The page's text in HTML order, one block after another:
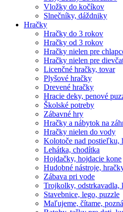
Vložky do kočíkov
Slnečníky, dáždniky
Hračky
Hračky do 3 rokov
Hračky od 3 rokov
Hračky nielen pre
Hračky nielen pre
Licenčné hračky, tovar
Plyšové hračky
Drevené hračky
Hracie deky, penové
Školské potreby
Zábavné hry
Hračky a nábytok na
Hračky nielen do vody
Kolotoče nad postieľku,
Lehátka, chodítka
Hojdačky, hojdacie kone
Hudobné nástroje,
Zábava pri vode
Trojkolky, odstrkavadla,
Stavebnice, lego, puzzle
Maľujeme, čítame,